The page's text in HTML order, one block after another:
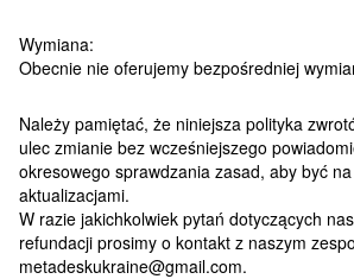
Wymiana:
Obecnie nie oferujemy bezpośredniej
Należy pamiętać, że niniejsza polityka
ulec zmianie bez wcześniejszego
okresowego sprawdzania zasad, aby być
aktualizacjami.
W razie jakichkolwiek pytań dotyczących
refundacji prosimy o kontakt z naszym
metadeskukraine@gmail.com.